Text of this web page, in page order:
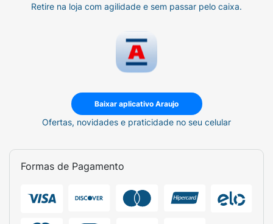
Retire na loja com agilidade e sem passar pelo caixa.
Baixar aplicativo Araujo
Ofertas, novidades e praticidade no seu celular
Formas de Pagamento